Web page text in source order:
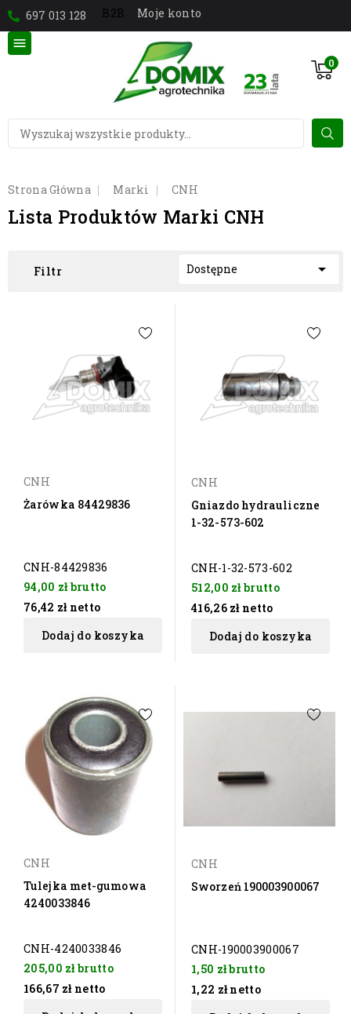
697 013 128 B2B Moje konto
0

Strona Główna Marki CNH
Lista Produktów Marki CNH
Filtr Dostępne 
CNH
Żarówka 84429836
CNH-84429836
94,00 złbrutto
76,42 zł netto
Dodaj do koszyka
CNH
Gniazdo hydrauliczne
1-32-573-602
CNH-1-32-573-602
512,00 złbrutto
416,26 zł netto
Dodaj do koszyka
CNH
Tulejka met-gumowa
4240033846
CNH-4240033846
205,00 złbrutto
166,67 zł netto
CNH
Sworzeń 190003900067
CNH-190003900067
1,50 złbrutto
1,22 zł netto